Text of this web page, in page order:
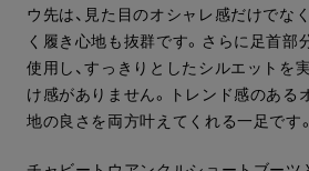
ウ先は、見た目のオシャレ感だけでな
く履き心地も抜群です。さらに足首部
使用し、すっきりとしたシルエットを
け感がありません。トレンド感のある
地の良さを両方叶えてくれる一足です。